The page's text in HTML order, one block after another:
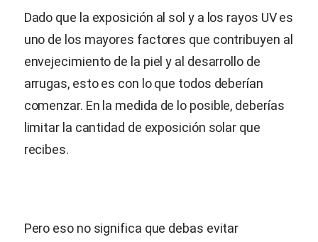
Dado que la exposición al sol y a los rayos UV es
uno de los mayores factores que contribuyen al
envejecimiento de la piel y al desarrollo de
arrugas, esto es con lo que todos deberían
comenzar. En la medida de lo posible, deberías
limitar la cantidad de exposición solar que
recibes.
Pero eso no significa que debas evitar